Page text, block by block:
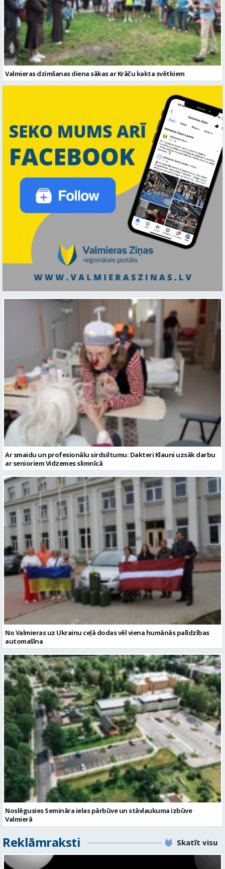
Valmieras dzimšanas diena sākas ar Krāču kakta svētkiem
Ar smaidu un profesionālu sirdsiltumu: Dakteri Klauni uzsāk darbu
ar senioriem Vidzemes slimnīcā
No Valmieras uz Ukrainu ceļā dodas vēl viena humānās palīdzības
automašīna
Noslēgusies Semināra ielas pārbūve un stāvlaukuma izbūve
Valmierā
Reklāmraksti Skatīt visu